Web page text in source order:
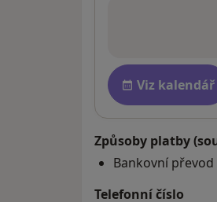
Dostupnost
Viz kalendář
Způsoby platby
Bankovní převod
Telefonní číslo